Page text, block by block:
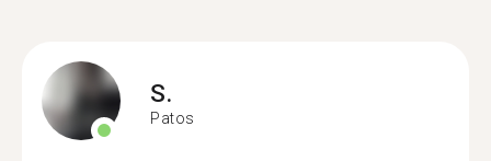
S.
Patos